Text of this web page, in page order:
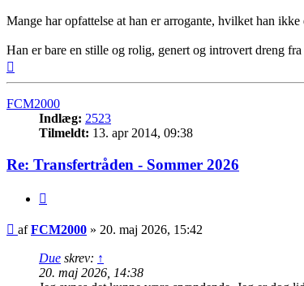
Mange har opfattelse at han er arrogante, hvilket han ikke
Han er bare en stille og rolig, genert og introvert dreng fra
FCM2000
Indlæg: 2523
Tilmeldt: 13. apr 2014, 09:38
Re: Transfertråden - Sommer 2026
Indlæg
afFCM2000 » 20. maj 2026, 15:42
Due skrev: ↑
20. maj 2026, 14:38